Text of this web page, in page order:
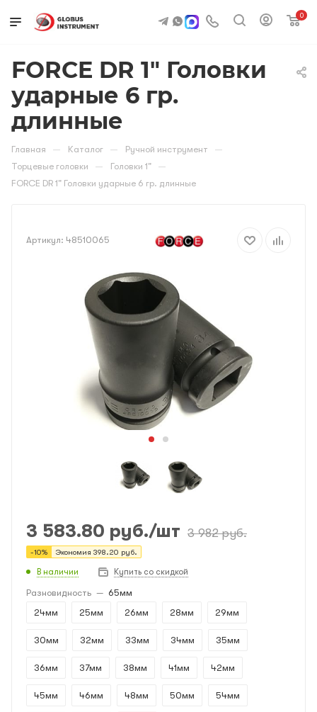
0
FORCE DR 1" Головки
ударные 6 гр.
длинные
Главная — Каталог — Ручной инструмент —
Торцевые головки — Головки 1" —
FORCE DR 1" Головки ударные 6 гр. длинные
Артикул: 48510065
3 583.80 руб./шт 3 982руб.
-10% Экономия 398.20 руб.
В наличии Купить со скидкой
Разновидность — 65мм
24мм
25мм 26мм 28мм 29мм
30мм 32мм 33мм 34мм 35мм
36мм 37мм 38мм 41мм 42мм
45мм 46мм 48мм 50мм 54мм